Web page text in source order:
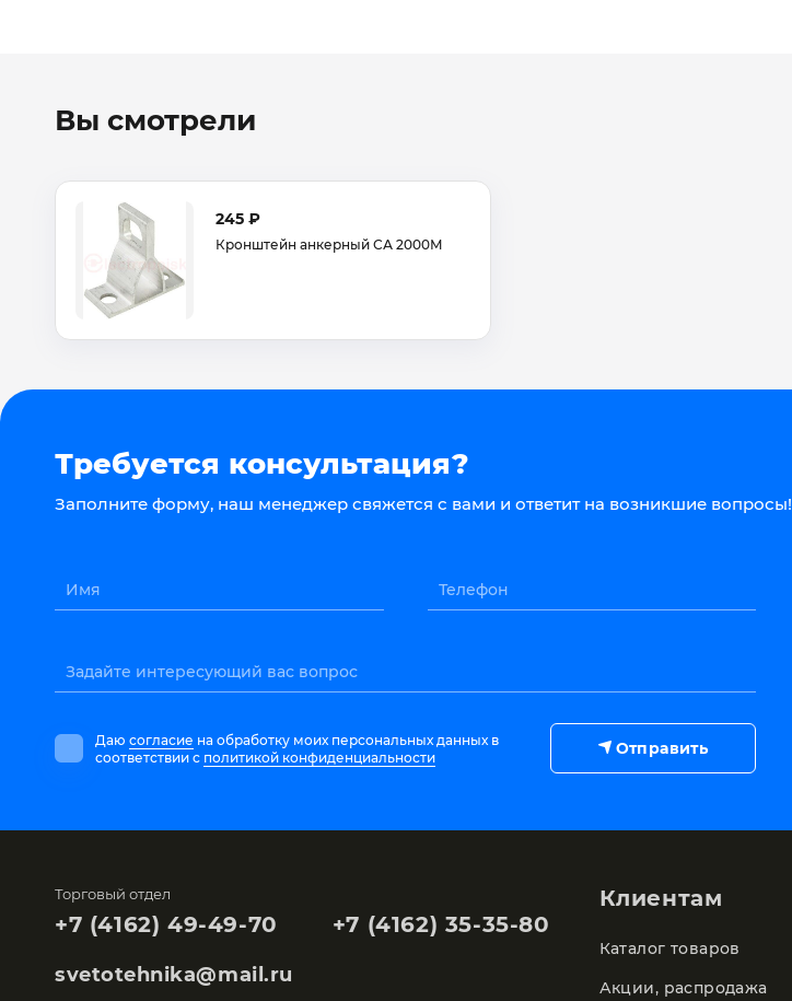
Вы смотрели
245 ₽
Кронштейн анкерный СА 2000М
Требуется консультация?
Заполните форму, наш менеджер свяжется с вами и ответит на возникшие вопросы!
Имя Телефон
Задайте интересующий вас вопрос
Даю согласие на обработку моих персональных данных в
соответствии с политикой конфиденциальности Отправить
Торговый отдел
+7 (4162) 49-49-70 +7 (4162) 35-35-80
svetotehnika@mail.ru
Клиентам
Каталог товаров
Акции, распродажа